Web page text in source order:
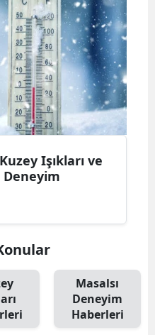
Balıkesir
Bilecik
Bingöl
Bitlis
Bolu
Burdur
Bursa
Çorum
Diyarbakır
Işıkları ve
Deneyim
Masalsı
Deneyim
Haberleri